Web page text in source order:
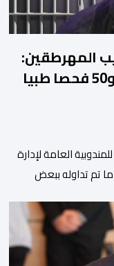
المهرطقين:
المحلي العرجات 1 التابعة للمندوبية العامة لإدارة
ما تم تداوله ببعض
العام بالحقائق
أن المعني
وفقا […]